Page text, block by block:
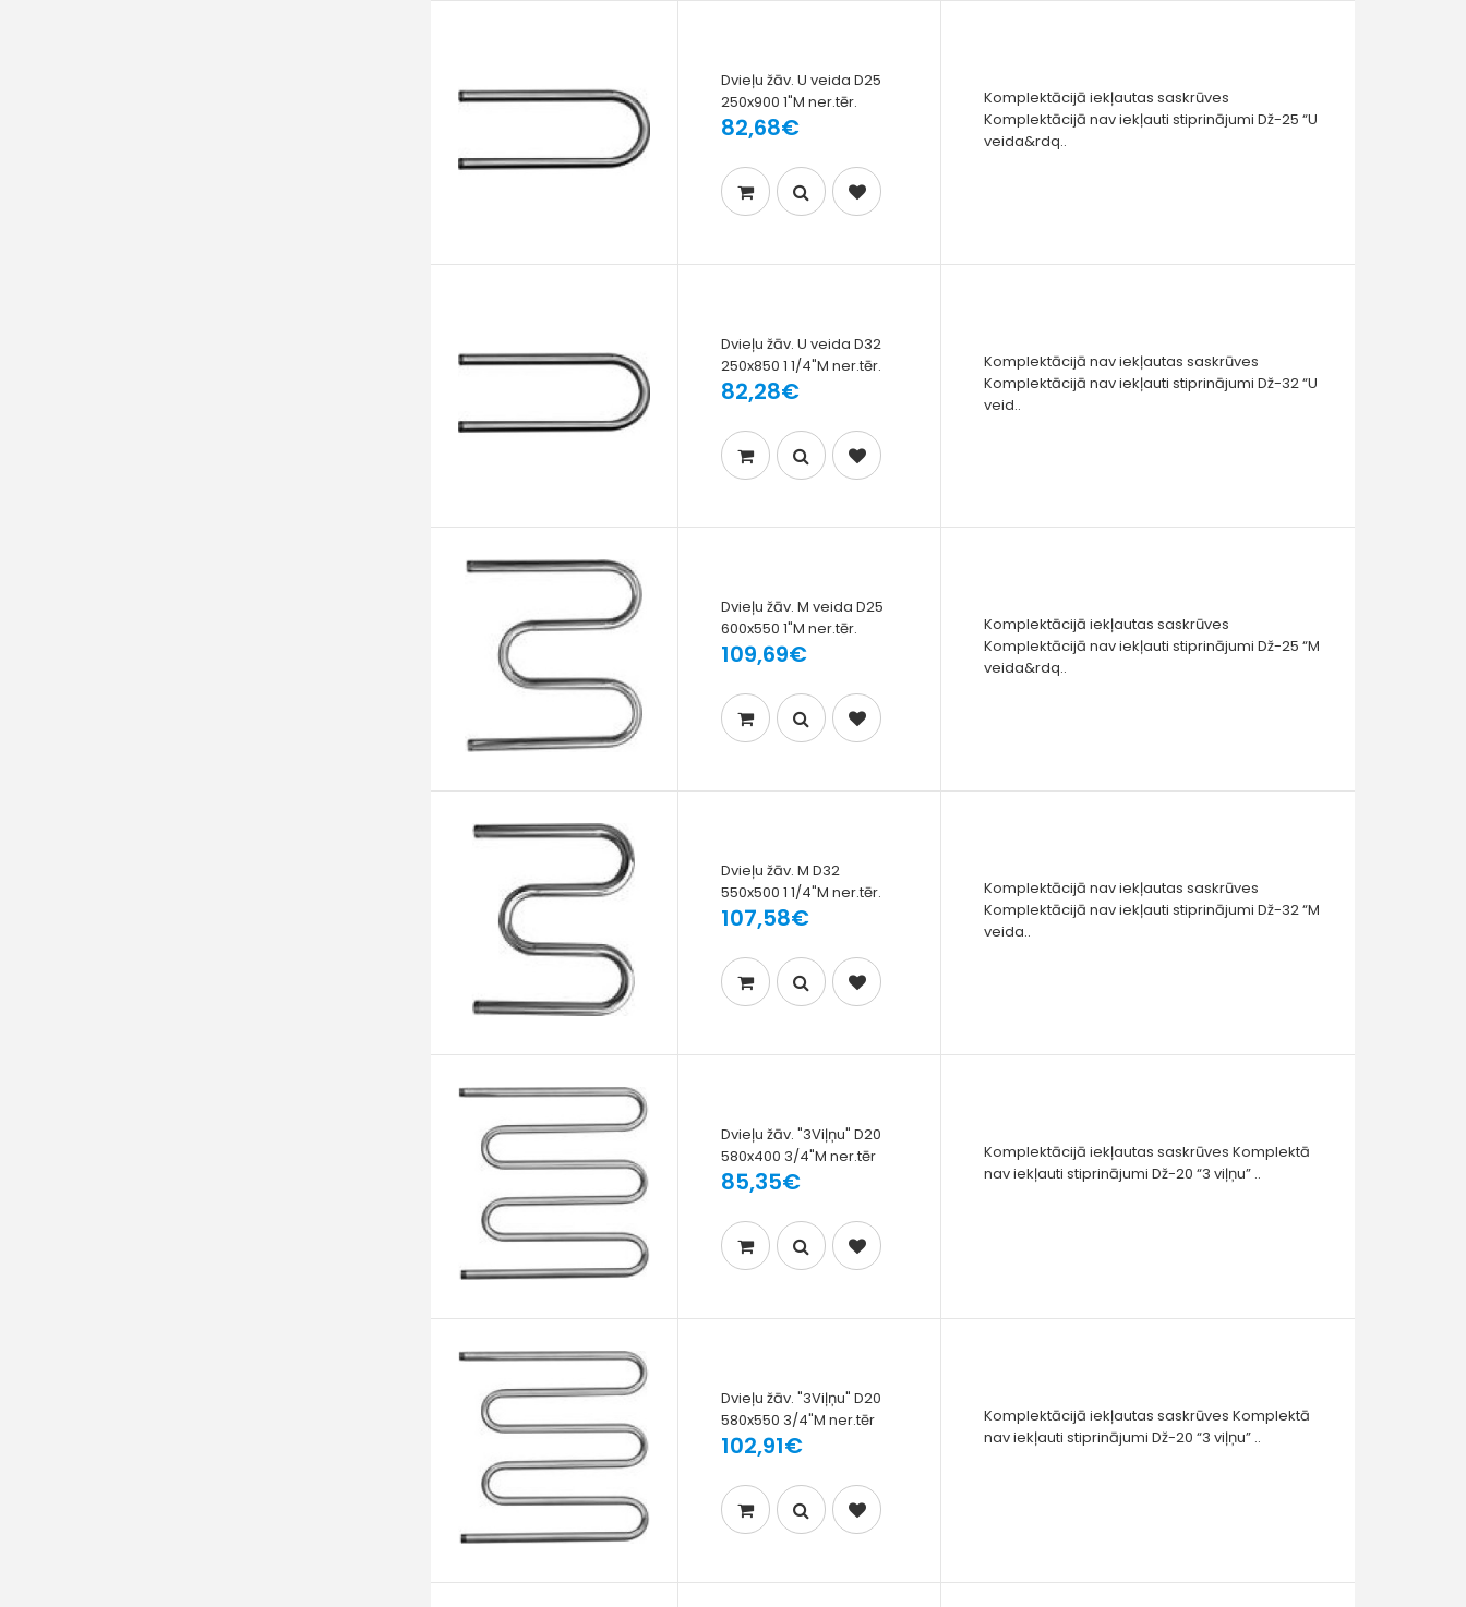
Dvieļu žāv. U veida D25
250x900 1"M ner.tēr.
82,68€
Komplektācijā iekļautas saskrūves
Komplektācijā nav iekļauti stiprinājumi Dž-25 “U
veida&rdq..
Dvieļu žāv. U veida D32
250x850 1 1/4"M ner.tēr.
82,28€
Komplektācijā nav iekļautas saskrūves
Komplektācijā nav iekļauti stiprinājumi Dž-32 “U
veid..
Dvieļu žāv. M veida D25
600x550 1"M ner.tēr.
109,69€
Komplektācijā iekļautas saskrūves
Komplektācijā nav iekļauti stiprinājumi Dž-25 “M
veida&rdq..
Dvieļu žāv. M D32
550x500 1 1/4"M ner.tēr.
107,58€
Komplektācijā nav iekļautas saskrūves
Komplektācijā nav iekļauti stiprinājumi Dž-32 “M
veida..
Dvieļu žāv. "3Viļņu" D20
580x400 3/4"M ner.tēr
85,35€
Komplektācijā iekļautas saskrūves Komplektā
nav iekļauti stiprinājumi Dž-20 “3 viļņu” ..
Dvieļu žāv. "3Viļņu" D20
580x550 3/4"M ner.tēr
102,91€
Komplektācijā iekļautas saskrūves Komplektā
nav iekļauti stiprinājumi Dž-20 “3 viļņu” ..